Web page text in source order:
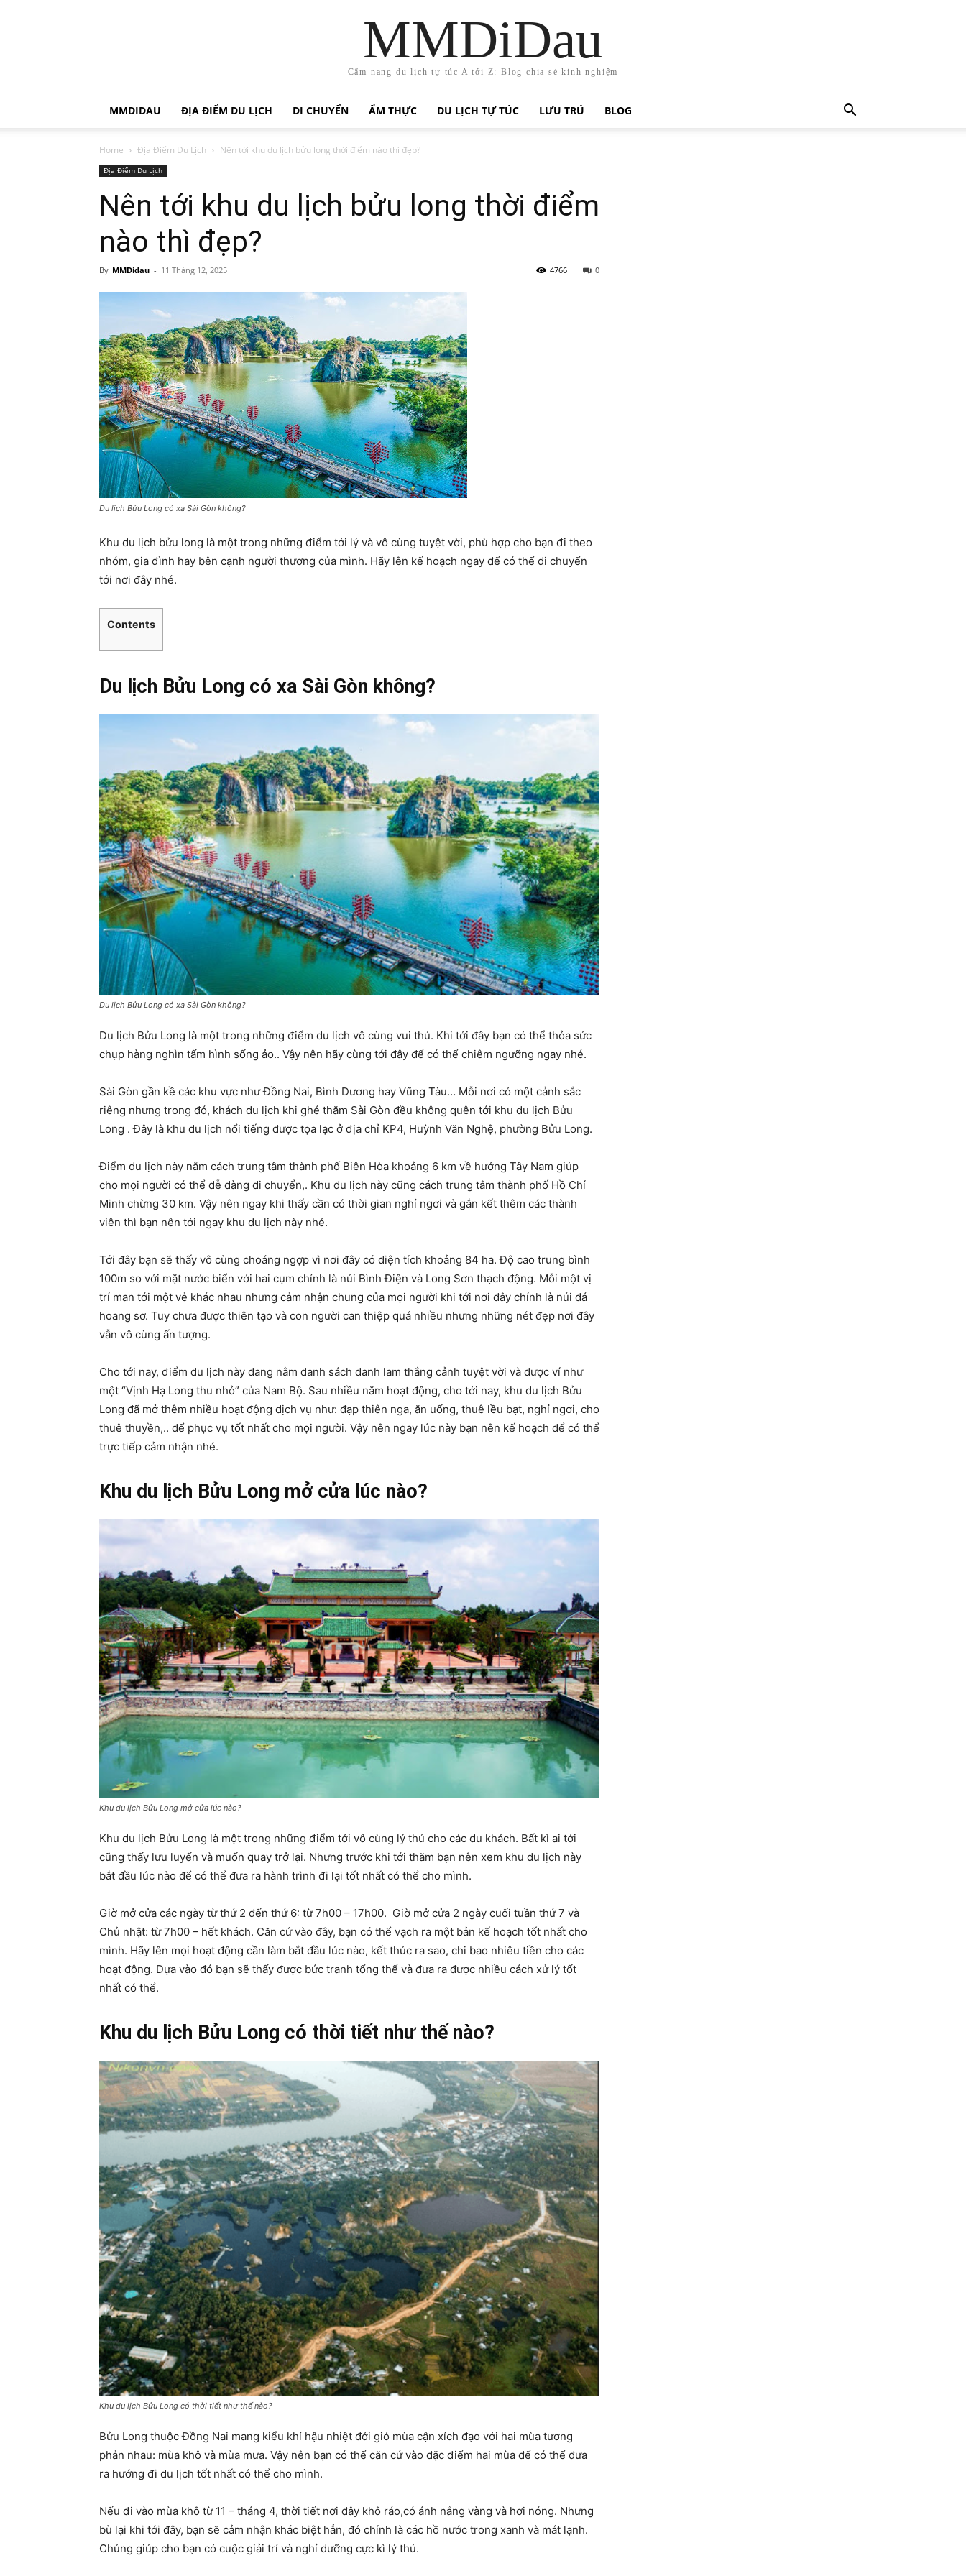
MMDiDau
Cẩm nang du lịch tự túc A tới Z: Blog chia sẻ kinh nghiệm
MMDIDAU ĐỊA ĐIỂM DU LỊCH DI CHUYỂN ẨM THỰC DU LỊCH TỰ TÚC LƯU TRÚ BLOG
Home Địa Điểm Du Lịch Nên tới khu du lịch bửu long thời điểm nào thì đẹp?
Địa Điểm Du Lịch
Nên tới khu du lịch bửu long thời điểm
nào thì đẹp?
By MMDidau - 11 Tháng 12, 2025 0
4766
Du lịch Bửu Long có xa Sài Gòn không?
Khu du lịch bửu long là một trong những điểm tới lý và vô cùng tuyệt vời, phù hợp cho bạn đi theo
nhóm, gia đình hay bên cạnh người thương của mình. Hãy lên kế hoạch ngay để có thể di chuyển
tới nơi đây nhé.
Contents
Du lịch Bửu Long có xa Sài Gòn không?
Du lịch Bửu Long có xa Sài Gòn không?
Du lịch Bửu Long là một trong những điểm du lịch vô cùng vui thú. Khi tới đây bạn có thể thỏa sức
chụp hàng nghìn tấm hình sống ảo.. Vậy nên hãy cùng tới đây để có thể chiêm ngưỡng ngay nhé.
Sài Gòn gần kề các khu vực như Đồng Nai, Bình Dương hay Vũng Tàu… Mỗi nơi có một cảnh sắc
riêng nhưng trong đó, khách du lịch khi ghé thăm Sài Gòn đều không quên tới khu du lịch Bửu
Long . Đây là khu du lịch nổi tiếng được tọa lạc ở địa chỉ KP4, Huỳnh Văn Nghệ, phường Bửu Long.
Điểm du lịch này nằm cách trung tâm thành phố Biên Hòa khoảng 6 km về hướng Tây Nam giúp
cho mọi người có thể dễ dàng di chuyển,. Khu du lịch này cũng cách trung tâm thành phố Hồ Chí
Minh chừng 30 km. Vậy nên ngay khi thấy cần có thời gian nghỉ ngơi và gắn kết thêm các thành
viên thì bạn nên tới ngay khu du lịch này nhé.
Tới đây bạn sẽ thấy vô cùng choáng ngợp vì nơi đây có diện tích khoảng 84 ha. Độ cao trung bình
100m so với mặt nước biển với hai cụm chính là núi Bình Điện và Long Sơn thạch động. Mỗi một vị
trí man tới một vẻ khác nhau nhưng cảm nhận chung của mọi người khi tới nơi đây chính là núi đá
hoang sơ. Tuy chưa được thiên tạo và con người can thiệp quá nhiều nhưng những nét đẹp nơi đây
vẫn vô cùng ấn tượng.
Cho tới nay, điểm du lịch này đang nằm danh sách danh lam thắng cảnh tuyệt vời và được ví như
một “Vịnh Hạ Long thu nhỏ” của Nam Bộ. Sau nhiều năm hoạt động, cho tới nay, khu du lịch Bửu
Long đã mở thêm nhiều hoạt động dịch vụ như: đạp thiên nga, ăn uống, thuê lều bạt, nghỉ ngơi, cho
thuê thuyền,.. để phục vụ tốt nhất cho mọi người. Vậy nên ngay lúc này bạn nên kế hoạch để có thể
trực tiếp cảm nhận nhé.
Khu du lịch Bửu Long mở cửa lúc nào?
Khu du lịch Bửu Long mở cửa lúc nào?
Khu du lịch Bửu Long là một trong những điểm tới vô cùng lý thú cho các du khách. Bất kì ai tới
cũng thấy lưu luyến và muốn quay trở lại. Nhưng trước khi tới thăm bạn nên xem khu du lịch này
bắt đầu lúc nào để có thể đưa ra hành trình đi lại tốt nhất có thể cho mình.
Giờ mở cửa các ngày từ thứ 2 đến thứ 6: từ 7h00 – 17h00. Giờ mở cửa 2 ngày cuối tuần thứ 7 và
Chủ nhật: từ 7h00 – hết khách. Căn cứ vào đây, bạn có thể vạch ra một bản kế hoạch tốt nhất cho
mình. Hãy lên mọi hoạt động cần làm bắt đầu lúc nào, kết thúc ra sao, chi bao nhiêu tiền cho các
hoạt động. Dựa vào đó bạn sẽ thấy được bức tranh tổng thể và đưa ra được nhiều cách xử lý tốt
nhất có thể.
Khu du lịch Bửu Long có thời tiết như thế nào?
Khu du lịch Bửu Long có thời tiết như thế nào?
Bửu Long thuộc Đồng Nai mang kiểu khí hậu nhiệt đới gió mùa cận xích đạo với hai mùa tương
phản nhau: mùa khô và mùa mưa. Vậy nên bạn có thể căn cứ vào đặc điểm hai mùa để có thể đưa
ra hướng đi du lịch tốt nhất có thể cho mình.
Nếu đi vào mùa khô từ 11 – tháng 4, thời tiết nơi đây khô ráo,có ánh nắng vàng và hơi nóng. Nhưng
bù lại khi tới đây, bạn sẽ cảm nhận khác biệt hẳn, đó chính là các hồ nước trong xanh và mát lạnh.
Chúng giúp cho bạn có cuộc giải trí và nghỉ dưỡng cực kì lý thú.